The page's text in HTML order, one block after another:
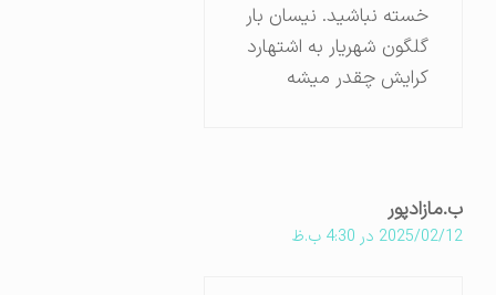
خسته نباشید. نیسان بار
گلگون شهریار به اشتهارد
کرایش چقدر میشه
ب.مازادپور
2025/02/12 در 4:30 ب.ظ